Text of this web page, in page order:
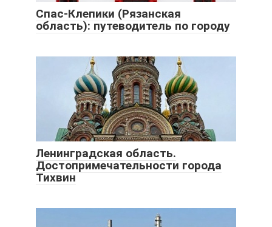
Спас-Клепики (Рязанская
область): путеводитель по городу
Ленинградская область.
Достопримечательности города
Тихвин